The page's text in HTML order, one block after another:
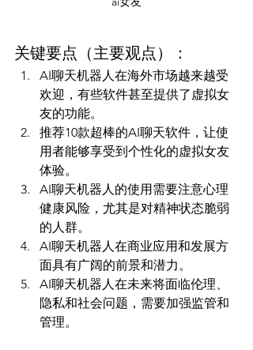
关键要点（主要观点）：
AI聊天机器人在海外市场越来越受
欢迎，有些软件甚至提供了虚拟女
友的功能。
推荐10款超棒的AI聊天软件，让使
用者能够享受到个性化的虚拟女友
体验。
AI聊天机器人的使用需要注意心理
健康风险，尤其是对精神状态脆弱
的人群。
AI聊天机器人在商业应用和发展方
面具有广阔的前景和潜力。
AI聊天机器人在未来将面临伦理、
隐私和社会问题，需要加强监管和
管理。